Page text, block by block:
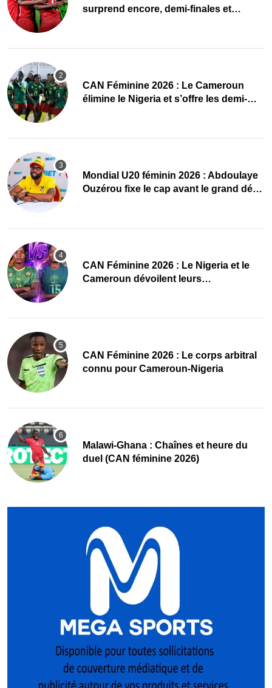
surprend encore, demi-finales et
CAN Féminine 2026 : Le Cameroun
élimine le Nigeria et s’offre les demi-
Mondial U20 féminin 2026 : Abdoulaye
Ouzérou fixe le cap avant le grand défi
‎CAN Féminine 2026 : Le Nigeria et le
Cameroun dévoilent leurs
‎CAN Féminine 2026 : Le corps arbitral
connu pour Cameroun-Nigeria
Malawi-Ghana : Chaînes et heure du
duel (CAN féminine 2026)